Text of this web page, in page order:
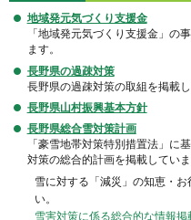
地域発元気づくり支援金
「地域発元気づくり支援金」の
ます。
長野県の過疎対策
長野県の過疎対策の取組を掲載し
長野県山村振興基本方針
長野県総合雪対策計画
「豪雪地帯対策特別措置法」に
対策の総合的計画を掲載していま
雪に対する「減災」の知恵・
い。
雪害対策に係る総合的な情報掲